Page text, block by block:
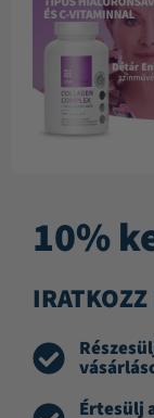
10%
Értesülj